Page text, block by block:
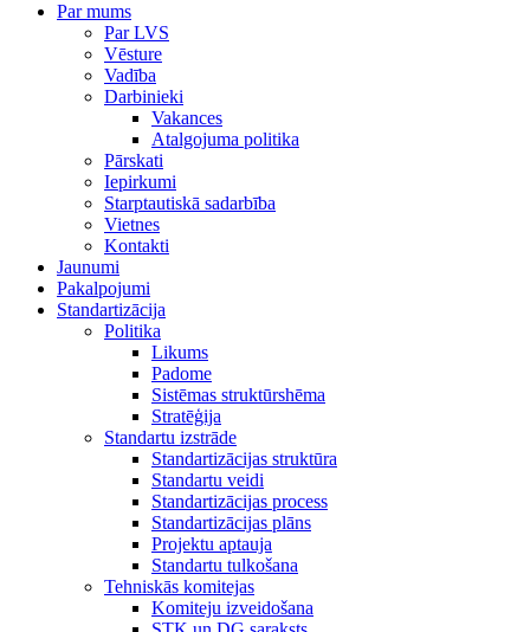
Par mums
Par LVS
Vēsture
Vadība
Darbinieki
Vakances
Atalgojuma politika
Pārskati
Iepirkumi
Starptautiskā sadarbība
Vietnes
Kontakti
Jaunumi
Pakalpojumi
Standartizācija
Politika
Likums
Padome
Sistēmas struktūrshēma
Stratēģija
Standartu izstrāde
Standartizācijas struktūra
Standartu veidi
Standartizācijas process
Standartizācijas plāns
Projektu aptauja
Standartu tulkošana
Tehniskās komitejas
Komiteju izveidošana